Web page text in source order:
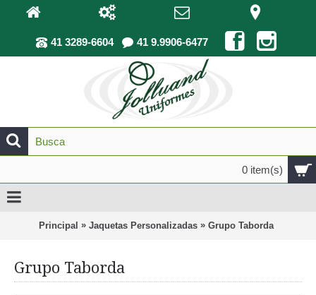
41 3289-6604 41 9.9906-6477
0 item(s)
Principal » Jaquetas Personalizadas » Grupo Taborda
Grupo Taborda